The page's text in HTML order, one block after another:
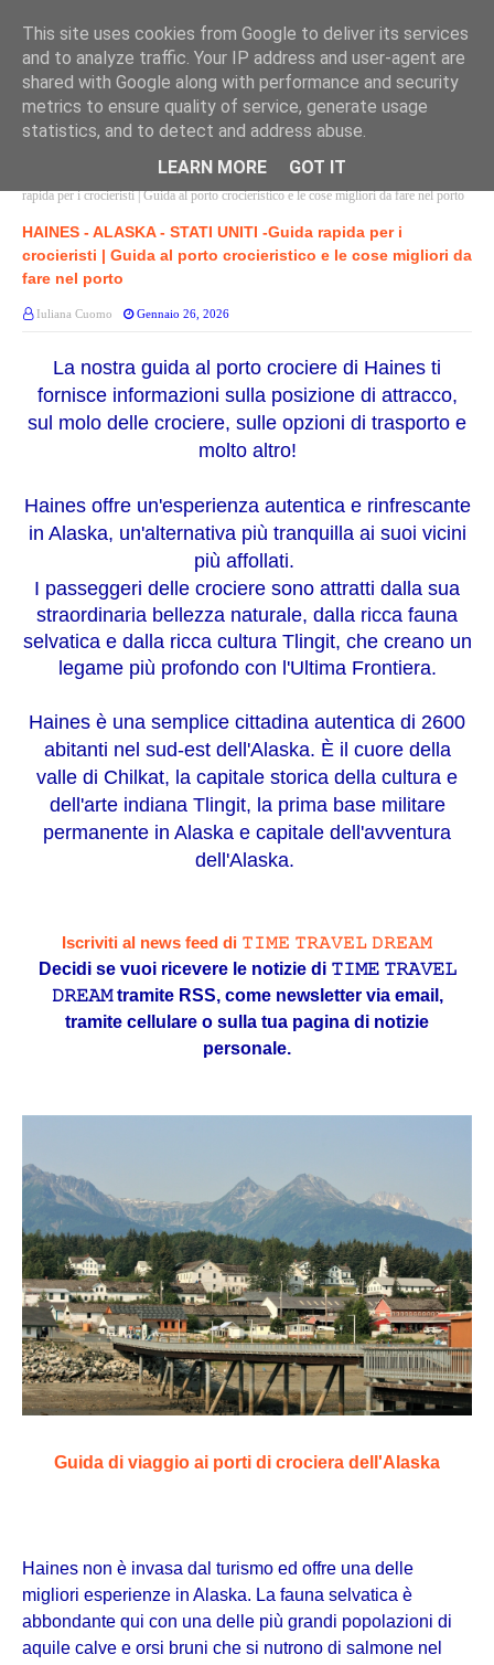
rapida per i crocieristi | Guida al porto crocieristico e le cose migliori da fare nel porto
HAINES - ALASKA - STATI UNITI -Guida rapida per i
crocieristi | Guida al porto crocieristico e le cose migliori da
fare nel porto
Iuliana Cuomo Gennaio 26, 2026
La nostra guida al porto crociere di Haines ti
fornisce informazioni sulla posizione di attracco,
sul molo delle crociere, sulle opzioni di trasporto e
molto altro!
Haines offre un'esperienza autentica e rinfrescante
in Alaska, un'alternativa più tranquilla ai suoi vicini
più affollati.
I passeggeri delle crociere sono attratti dalla sua
straordinaria bellezza naturale, dalla ricca fauna
selvatica e dalla ricca cultura Tlingit, che creano un
legame più profondo con l'Ultima Frontiera.
Haines è una semplice cittadina autentica di 2600
abitanti nel sud-est dell'Alaska. È il cuore della
valle di Chilkat, la capitale storica della cultura e
dell'arte indiana Tlingit, la prima base militare
permanente in Alaska e capitale dell'avventura
dell'Alaska.
Iscriviti al news feed di 𝚃𝙸𝙼𝙴 𝚃𝚁𝙰𝚅𝙴𝙻 𝙳𝚁𝙴𝙰𝙼
Decidi se vuoi ricevere le notizie di 𝚃𝙸𝙼𝙴 𝚃𝚁𝙰𝚅𝙴𝙻
𝙳𝚁𝙴𝙰𝙼 tramite RSS, come newsletter via email,
tramite cellulare o sulla tua pagina di notizie
personale.
Guida di viaggio ai porti di crociera dell'Alaska
Haines non è invasa dal turismo ed offre una delle
migliori esperienze in Alaska. La fauna selvatica è
abbondante qui con una delle più grandi popolazioni di
aquile calve e orsi bruni che si nutrono di salmone nel
This site uses cookies from Google to deliver its services
and to analyze traffic. Your IP address and user-agent are
shared with Google along with performance and security
metrics to ensure quality of service, generate usage
statistics, and to detect and address abuse.
LEARN MORE
GOT IT